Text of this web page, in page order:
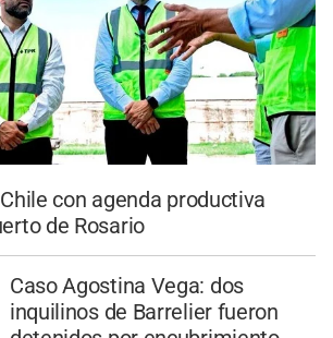
con agenda productiva
de Rosario
Caso Agostina Vega: dos
inquilinos de Barrelier fueron